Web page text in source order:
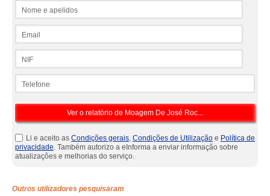
Li e aceito as Condições gerais, Condições de Utilização e Política de
privacidade. Também autorizo a eInforma a enviar informação sobre
atualizações e melhorias do serviço.
Outros utilizadores pesquisaram